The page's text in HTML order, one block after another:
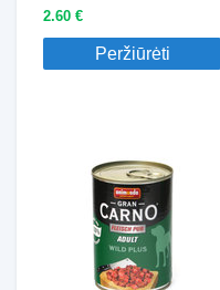
2.60 €
Peržiūrėti